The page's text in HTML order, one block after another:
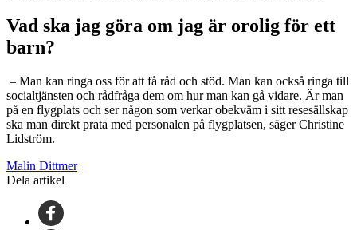
Vad ska jag göra om jag är orolig för ett
barn?
– Man kan ringa oss för att få råd och stöd. Man kan också ringa till
socialtjänsten och rådfråga dem om hur man kan gå vidare. Är man
på en flygplats och ser någon som verkar obekväm i sitt resesällskap
ska man direkt prata med personalen på flygplatsen, säger Christine
Lidström.
Malin Dittmer
Dela artikel